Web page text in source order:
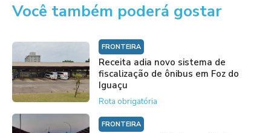
Você também poderá gostar
FRONTEIRA
Receita adia novo sistema de
fiscalização de ônibus em Foz do
Iguaçu
Rota obrigatória
FRONTEIRA